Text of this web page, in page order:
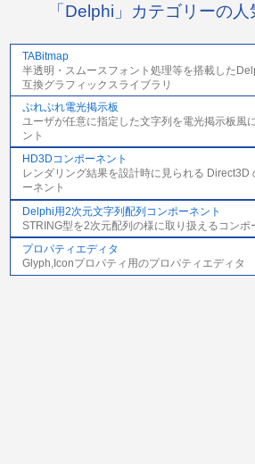
「Delphi」カテゴリーの
TABitmap
半透明・スムースフォント処理等を搭載した
互換グラフィックスライブラリ
ぷれぷれ電光掲示板
ユーザが任意に指定した文字列を電光掲示板風
ント
HD3Dコンポーネント
レンダリング結果を設計時に見られる Direct3D
ーネント
Delphi用2次元文字列配列コンポーネント
STRING型を2次元配列の様に取り扱えるコンポ
プロパティエディタ
Glyph,Iconプロパティ用のプロパティエディタ